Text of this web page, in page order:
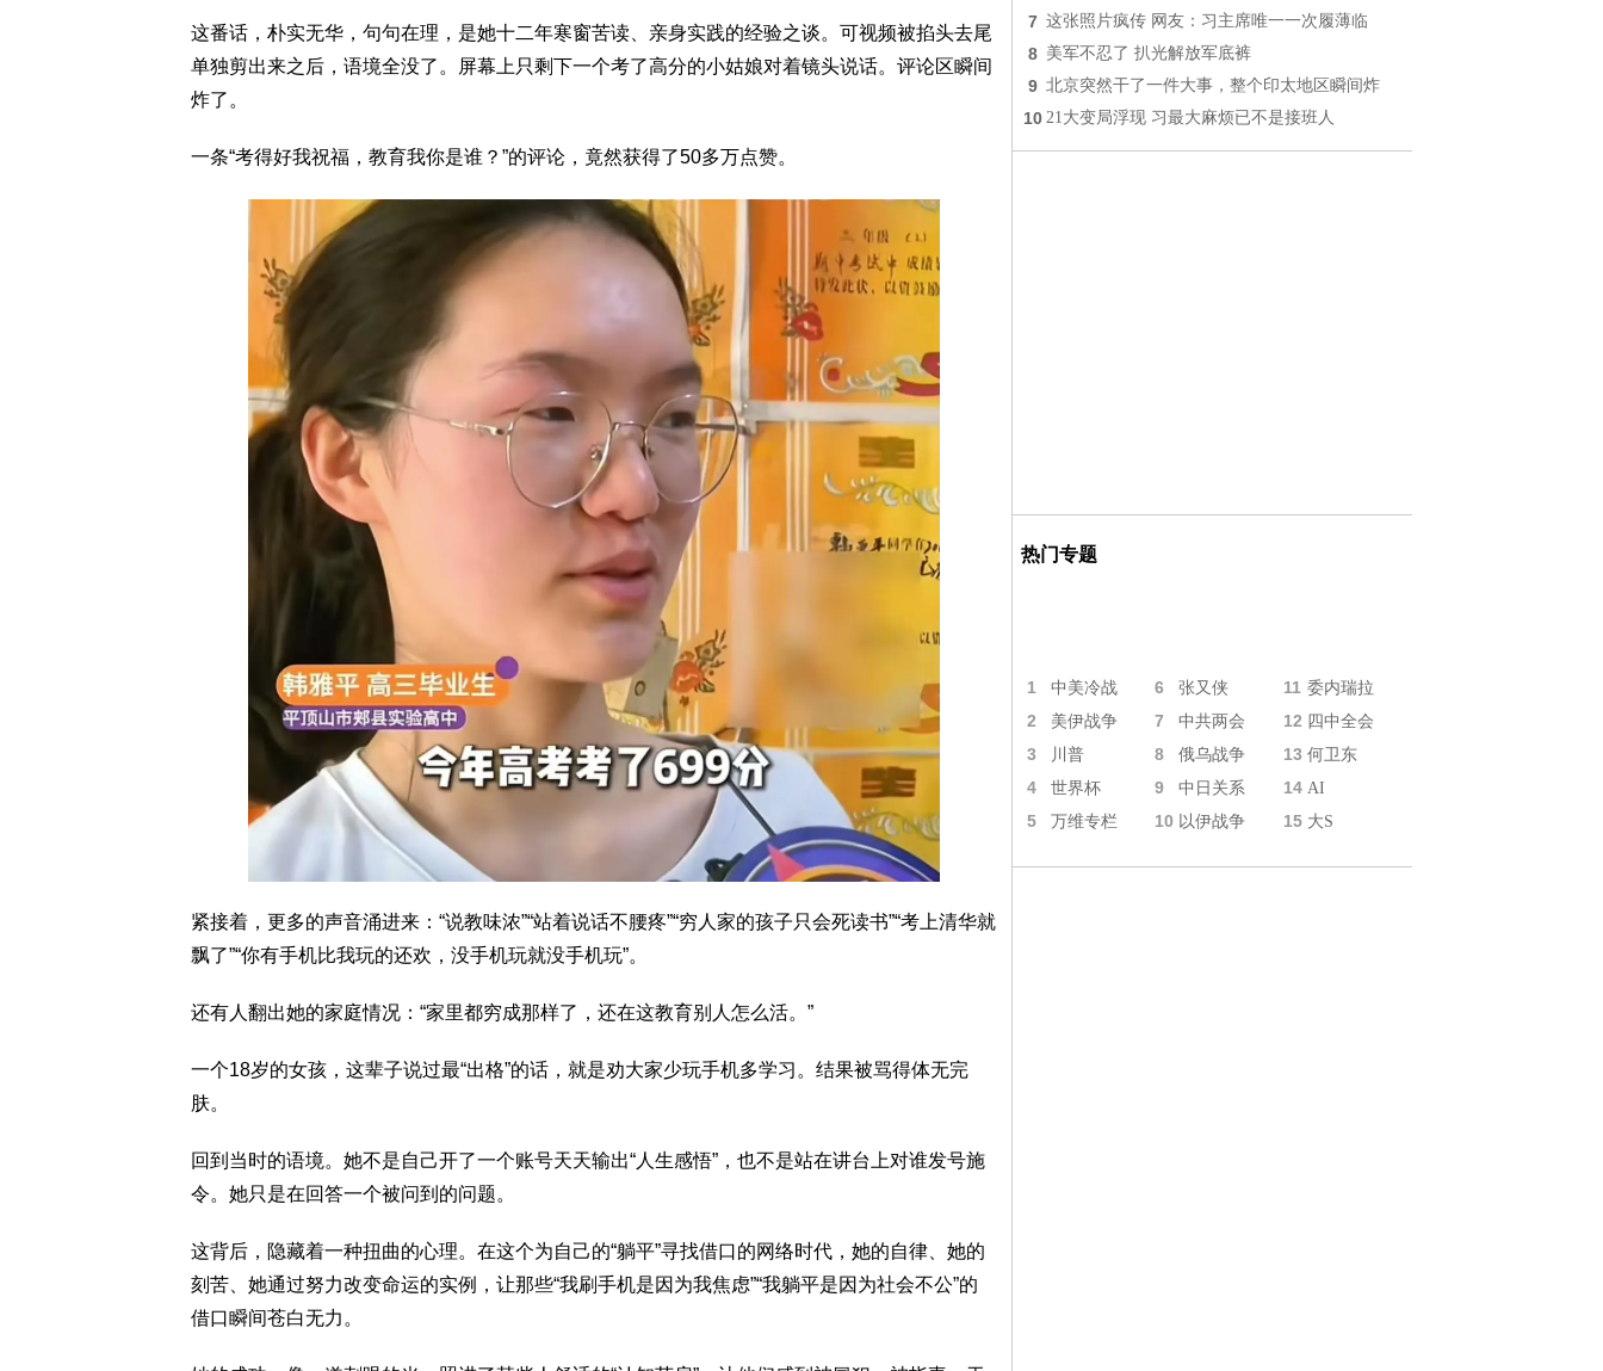
这番话，朴实无华，句句在理，是她十二年寒窗苦读、亲身实践的经验之谈。可视频被掐头去尾
单独剪出来之后，语境全没了。屏幕上只剩下一个考了高分的小姑娘对着镜头说话。评论区瞬间
炸了。
一条“考得好我祝福，教育我你是谁？”的评论，竟然获得了50多万点赞。
紧接着，更多的声音涌进来：“说教味浓”“站着说话不腰疼”“穷人家的孩子只会死读书”“考上清华就
飘了”“你有手机比我玩的还欢，没手机玩就没手机玩”。
还有人翻出她的家庭情况：“家里都穷成那样了，还在这教育别人怎么活。”
一个18岁的女孩，这辈子说过最“出格”的话，就是劝大家少玩手机多学习。结果被骂得体无完
肤。
回到当时的语境。她不是自己开了一个账号天天输出“人生感悟”，也不是站在讲台上对谁发号施
令。她只是在回答一个被问到的问题。
这背后，隐藏着一种扭曲的心理。在这个为自己的“躺平”寻找借口的网络时代，她的自律、她的
刻苦、她通过努力改变命运的实例，让那些“我刷手机是因为我焦虑”“我躺平是因为社会不公”的
借口瞬间苍白无力。
7 这张照片疯传 网友：习主席唯一一次履薄临
8 美军不忍了 扒光解放军底裤
9 北京突然干了一件大事，整个印太地区瞬间炸
10 21大变局浮现 习最大麻烦已不是接班人
热门专题
1 中美冷战 6 张又侠 11 委内瑞拉
2 美伊战争 7 中共两会 12 四中全会
3 川普 8 俄乌战争 13 何卫东
4 世界杯 9 中日关系 14 AI
5 万维专栏 10 以伊战争 15 大S